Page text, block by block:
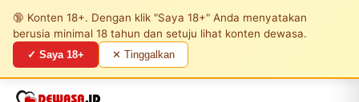
🔞 Konten 18+. Dengan klik "Saya 18+" Anda menyatakan
berusia minimal 18 tahun dan setuju lihat konten dewasa.
✓ Saya 18+ ✕ Tinggalkan